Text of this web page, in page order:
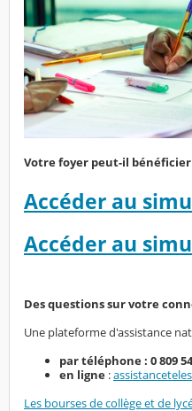
Votre foyer peut-il
Accéder au
Accéder au
Des questions sur votre
Une plateforme d'assistance
par téléphone : 0 809
en ligne :
Les bourses de collège et de